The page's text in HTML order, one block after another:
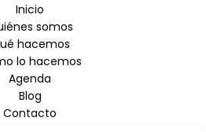
Inicio
somos
hacemos
lo hacemos
Agenda
Blog
Contacto